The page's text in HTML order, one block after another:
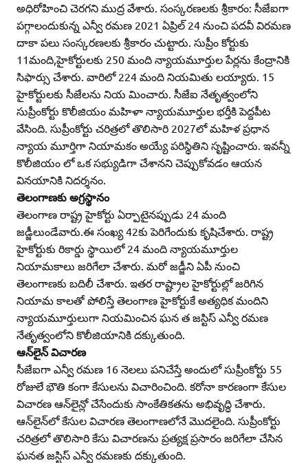
అధిరోహించి చెరగని ముద్ర వేశారు. సంస్కరణలకు శ్రీకారం: సీజేఐగా
పగ్గాలందుకున్న ఎన్వీ రమణ 2021 ఏప్రిల్‌ 24 నుంచి పదవీ విరమణ
దాకా పలు సంస్కరణలకు శ్రీకారం చుట్టారు. సుప్రీం కోర్టుకు
11మంది,హైకోర్టులకు 250 మంది న్యాయమూర్తుల పేర్లను కేంద్రానికి
సిఫార్సు చేశారు. వారిలో 224 మంది నియమితు లయ్యారు. 15
హైకోర్టులకు సీజేలను నియ మించారు. సీజేఐ నేతృత్వంలోని
సుప్రీంకోర్టు కొలీజియం మహిళా న్యాయమూర్తుల భర్తీకి పెద్దపీట
వేసింది. సుప్రీంకోర్టు చరిత్రలో తొలిసారి 2027లో మహిళ ప్రధాన
న్యాయ మూర్తిగా నియామకం అయ్యే పరిస్థితిని సృష్టించారు. ఇవన్నీ
కొలీజియం లో ఒక సభ్యుడిగా చేశానని చెప్పుకోవడం ఆయన
వినయానికి నిదర్శనం.
తెలంగాణకు అగ్రస్థానం
తెలంగాణ రాష్ట్ర హైకోర్టు ఏర్పాటైనప్పుడు 24 మంది
జడ్జీలుండేవారు.ఈ సంఖ్య 42కు పెరిగేందుకు కృషిచేశారు. రాష్ట్ర
హైకోర్టుకు రికార్డు స్థాయిలో 24 మంది న్యాయమూర్తుల
నియామకాలు జరిగేలా చేశారు. మరో జడ్జీని ఏపీ నుంచి
తెలంగాణకు బదిలీ చేశారు. ఇతర రాష్ట్రాల హైకోర్టుల్లో జరిగిన
నియామ కాలతో పోలిస్తే తెలంగాణ హైకోర్టుకే అత్యధిక మందిని
న్యాయమూర్తులుగా నియమించిన ఘన త జస్టిస్‌ ఎన్వీ రమణ
నేతృత్వంలోని కొలీజియానికి దక్కుతుంది.
ఆన్‌లైన్‌ విచారణ
సీజేఐగా ఎన్వీ రమణ 16 నెలలు పనిచేస్తే అందులో సుప్రీంకోర్టు 55
రోజులే భౌతి కంగా కేసులను విచారించింది. కరోనా కారణంగా కేసుల
విచారణ ఆన్‌లైన్లో చేసేందుకు సాంకేతికతను అభివృద్ధి చేశారు.
ఆన్‌లైన్‌లో కేసుల విచారణ తెలంగాణలోనే మొదలైంది. సుప్రీంకోర్టు
చరిత్రలో తొలిసారి కేసు విచారణను ప్రత్యక్ష ప్రసారం జరిగేలా చేసిన
ఘనత జస్టిస్‌ ఎన్వీ రమణకు దక్కుతుంది.